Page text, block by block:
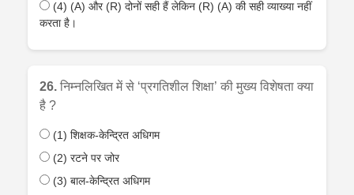
(4) (A) और (R) दोनों सही हैं लेकिन (R) (A) की सही व्याख्या नहीं
करता है।
26. निम्नलिखित में से ‘प्रगतिशील शिक्षा’ की मुख्य विशेषता क्या
है ?
(1) शिक्षक-केन्द्रित अधिगम
(2) रटने पर जोर
(3) बाल-केन्द्रित अधिगम